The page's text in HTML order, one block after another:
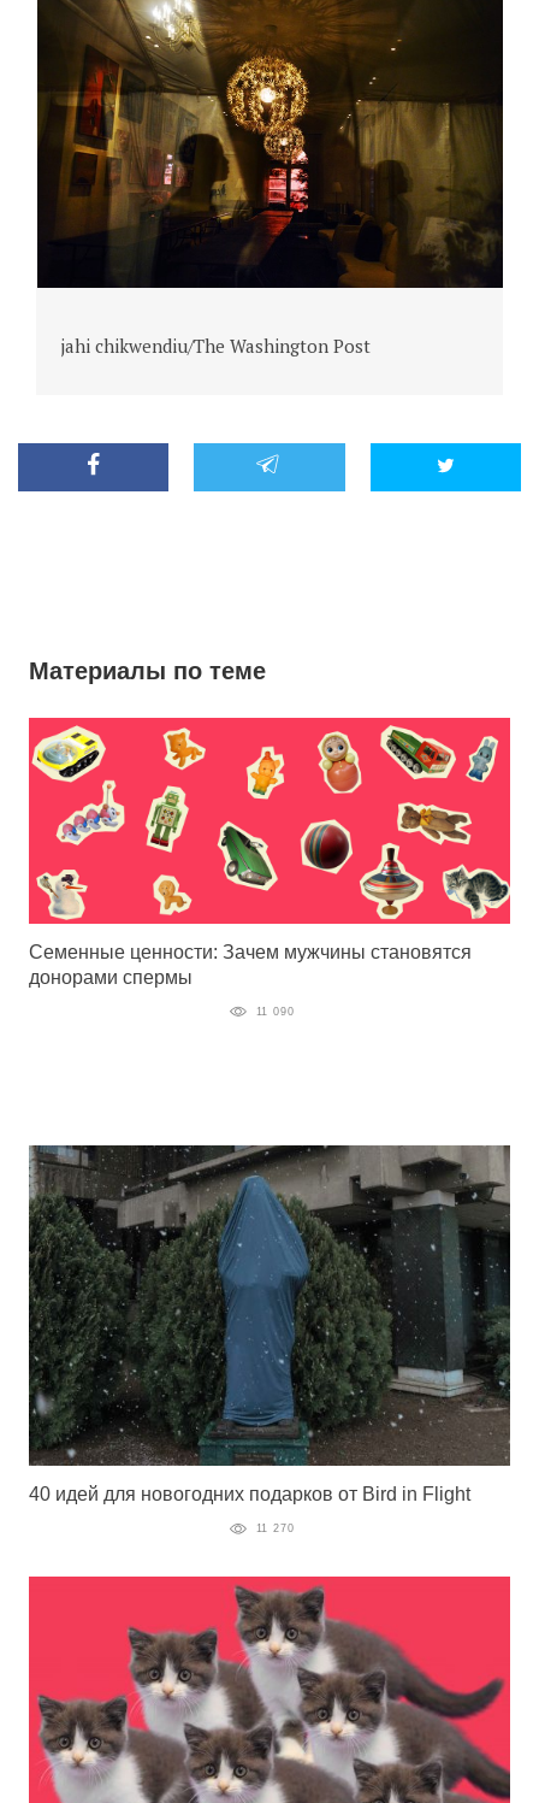
jahi chikwendiu/The Washington Post
Материалы по теме
Семенные ценности: Зачем мужчины становятся
донорами спермы
11 090
40 идей для новогодних подарков от Bird in Flight
11 270